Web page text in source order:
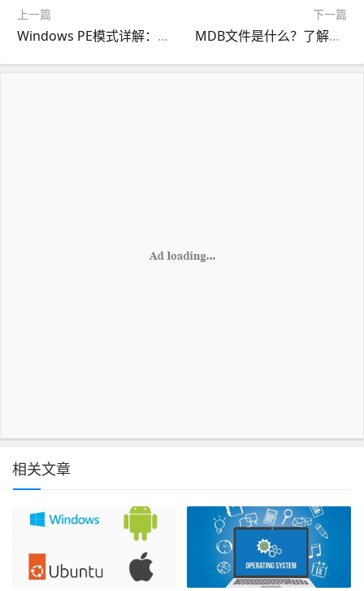
上一篇
Windows PE模式详解：计算机维护的强大工具
下一篇
MDB文件是什么？了解Microsoft Access数据库
相关文章